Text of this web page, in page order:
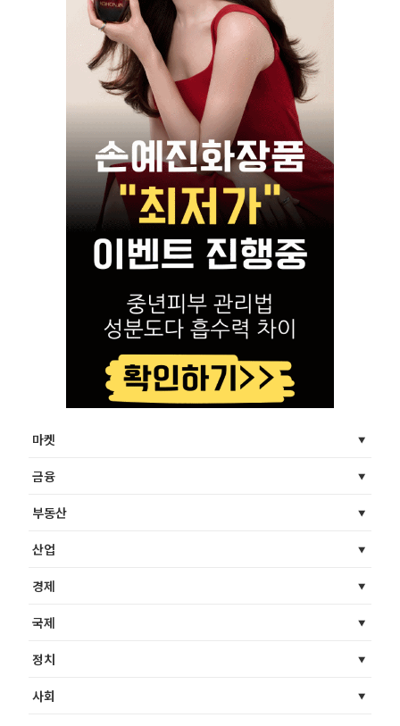
마켓
금융
부동산
산업
경제
국제
정치
사회